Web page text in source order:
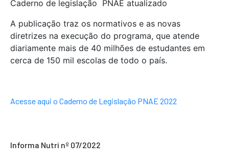
Caderno de legislação PNAE atualizado
A publicação traz os normativos e as novas
diretrizes na execução do programa, que atende
diariamente mais de 40 milhões de estudantes em
cerca de 150 mil escolas de todo o país.
Acesse aqui o Caderno de Legislação PNAE 2022
Informa Nutri nº 07/2022